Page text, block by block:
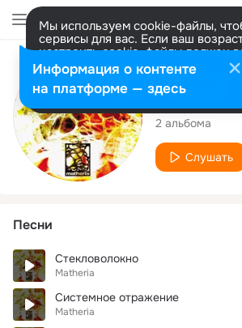
Мы используем cookie-файлы,
сервисы для вас. Если ваш
настроить cookie-файлы должен
представитель. Больше
Разрешить все Настроить
Исполнитель
Matheria
2 альбома
Слушать
Песни
Стекловолокно
Matheria
Системное отражение
Matheria
Информация о контенте
на платформе — здесь